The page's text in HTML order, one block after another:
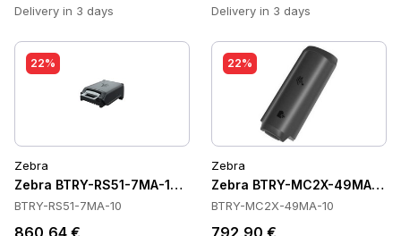
Delivery in 3 days Delivery in 3 days
22%
Zebra
Zebra BTRY-RS51-7MA-10 Batteries
BTRY-RS51-7MA-10
860,64 €
22%
Zebra
Zebra BTRY-MC2X-49MA-10
BTRY-MC2X-49MA-10
792,90 €